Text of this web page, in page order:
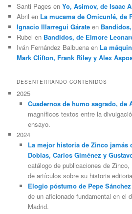
Santi Pages enYo, Asimov, de Isaac
Abril en La mucama de Omicunlé, de
Ignacio Illarregui Gárate en
Rubel en Bandidos, de Elmore
Iván Fernández Balbuena en La
Mark Clifton, Frank Riley y Alex
DESENTERRANDO CONTENIDOS
2025
Cuadernos de humo sagrado, de
magníficos textos entre la
ensayo.
2024
La mejor historia de Zinco jamás
Doblas, Carlos Giménez y
catálogo de publicaciones de Zinco,
de artículos sobre su historia
Elogio póstumo de Pepe
de un aficionado fundamental en el
Madrid.